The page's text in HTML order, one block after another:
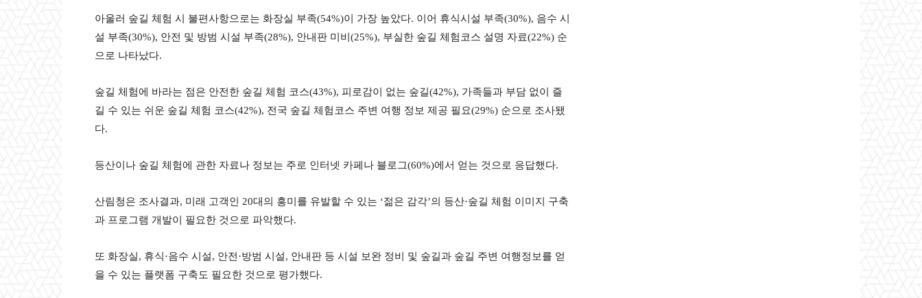
아울러 숲길 체험 시 불편사항으로는 화장실 부족(54%)이 가장 높았다. 이어 휴식시설 부족(30%), 음수 시
설 부족(30%), 안전 및 방범 시설 부족(28%), 안내판 미비(25%), 부실한 숲길 체험코스 설명 자료(22%) 순
으로 나타났다.
숲길 체험에 바라는 점은 안전한 숲길 체험 코스(43%), 피로감이 없는 숲길(42%), 가족들과 부담 없이 즐
길 수 있는 쉬운 숲길 체험 코스(42%), 전국 숲길 체험코스 주변 여행 정보 제공 필요(29%) 순으로 조사됐
다.
등산이나 숲길 체험에 관한 자료나 정보는 주로 인터넷 카페나 블로그(60%)에서 얻는 것으로 응답했다.
산림청은 조사결과, 미래 고객인 20대의 흥미를 유발할 수 있는 ‘젊은 감각’의 등산·숲길 체험 이미지 구축
과 프로그램 개발이 필요한 것으로 파악했다.
또 화장실, 휴식·음수 시설, 안전·방범 시설, 안내판 등 시설 보완 정비 및 숲길과 숲길 주변 여행정보를 얻
을 수 있는 플랫폼 구축도 필요한 것으로 평가했다.